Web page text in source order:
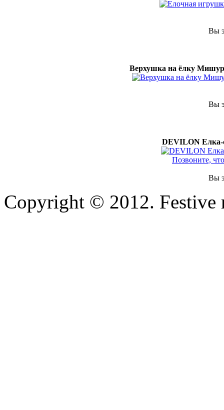
Вы
Верхушка на ёлку
Вы
DEVILON Елка-
Позвоните,
Вы
Copyright © 2012. Festive